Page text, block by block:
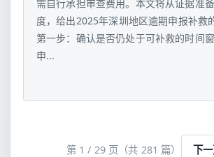
需自行承担审查费用。本文将从证据准
度，给出2025年深圳地区逾期申报补救
第一步：确认是否仍处于可补救的时间
申...
第 1 / 29 页（共 281 篇） 下